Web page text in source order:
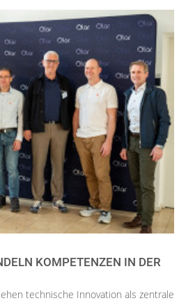
KOMPETENZEN IN DER
technische Innovation als zentrale